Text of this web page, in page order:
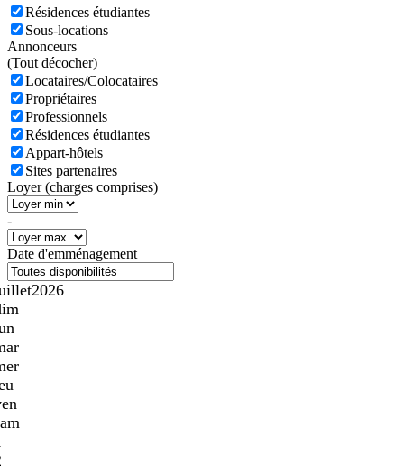
Résidences étudiantes
Sous-locations
Annonceurs
(Tout décocher)
Locataires/Colocataires
Propriétaires
Professionnels
Résidences étudiantes
Appart-hôtels
Sites partenaires
Loyer (charges comprises)
-
Date d'emménagement
2026